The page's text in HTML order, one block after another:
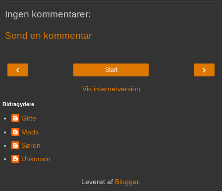
Ingen kommentarer:
Send en kommentar
‹ ›
Start
Vis internetversion
Bidragydere
Gitte
Mads
Søren
Unknown
Leveret af Blogger.